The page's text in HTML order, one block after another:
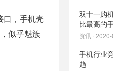
口，手机壳
似乎魅族
双十一购
比最高的
资讯 ·
手机行业
趋